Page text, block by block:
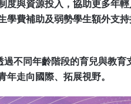
與資源投入，協助更多年輕
學費補助及弱勢學生額外支
不同年齡階段的育兒與教育
走向國際、拓展視野。